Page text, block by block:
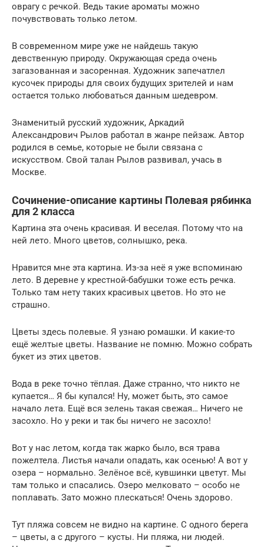
оврагу с речкой. Ведь такие ароматы можно
почувствовать только летом.
В современном мире уже не найдешь такую
девственную природу. Окружающая среда очень
загазованная и засоренная. Художник запечатлел
кусочек природы для своих будущих зрителей и нам
остается только любоваться данным шедевром.
Знаменитый русский художник, Аркадий
Александрович Рылов работал в жанре пейзаж. Автор
родился в семье, которые не были связана с
искусством. Свой талан Рылов развивал, учась в
Москве.
Сочинение-описание картины Полевая рябинка
для 2 класса
Картина эта очень красивая. И веселая. Потому что на
ней лето. Много цветов, солнышко, река.
Нравится мне эта картина. Из-за неё я уже вспоминаю
лето. В деревне у крестной-бабушки тоже есть речка.
Только там нету таких красивых цветов. Но это не
страшно.
Цветы здесь полевые. Я узнаю ромашки. И какие-то
ещё желтые цветы. Название не помню. Можно собрать
букет из этих цветов.
Вода в реке точно тёплая. Даже странно, что никто не
купается… Я бы купался! Ну, может быть, это самое
начало лета. Ещё вся зелень такая свежая… Ничего не
засохло. Но у реки и так бы ничего не засохло!
Вот у нас летом, когда так жарко было, вся трава
пожелтела. Листья начали опадать, как осенью! А вот у
озера – нормально. Зелёное всё, кувшинки цветут. Мы
там только и спасались. Озеро мелковато – особо не
поплавать. Зато можно плескаться! Очень здорово.
Тут пляжа совсем не видно на картине. С одного берега
– цветы, а с другого – кусты. Ни пляжа, ни людей.